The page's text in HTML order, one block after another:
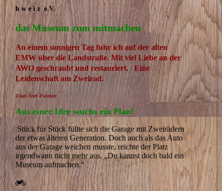
h w e i z e.V.
das Museum zum mitmachen
An einem sonnigen Tag fuhr ich auf der alten
EMW über die Landstraße.Mit viel Liebe an der
AWO geschraubt und restauriert. Eine
Leidenschaft am Zweirad.
Zitat: Axel Zwicker
Aus einer Idee wuchs ein Plan!
Stück für Stück füllte sich die Garage mit Zweirädern
der etwas älteren Generation. Doch auch als das Auto
aus der Garage weichen musste, reichte der Platz
irgendwann nicht mehr aus. „Du kannst doch bald ein
Museum aufmachen.“